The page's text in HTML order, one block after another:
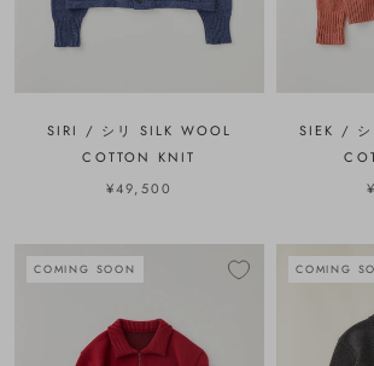
SIRI / シリ SILK WOOL
COTTON KNIT
¥49,500
SIEK / シ
COMING SOON COMING